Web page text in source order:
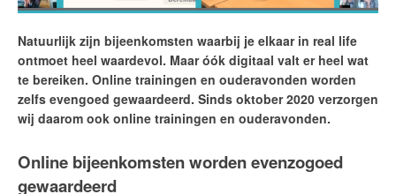
Natuurlijk zijn bijeenkomsten waarbij je elkaar in real life
ontmoet heel waardevol. Maar óók digitaal valt er heel wat
te bereiken. Online trainingen en ouderavonden worden
zelfs evengoed gewaardeerd. Sinds oktober 2020 verzorgen
wij daarom ook online trainingen en ouderavonden.
Online bijeenkomsten worden evenzogoed
gewaardeerd